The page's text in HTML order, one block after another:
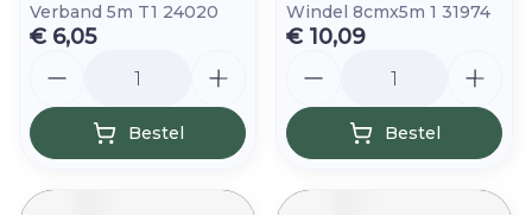
Verband 5m T1 24020
€ 6,05
Bestel
Windel 8cmx5m 1 31974
€ 10,09
Bestel